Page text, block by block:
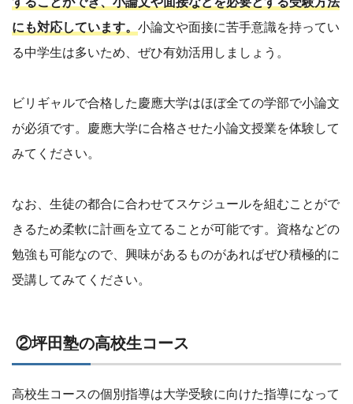
にも対応しています。 小論文や面接に苦手意識を持ってい
る中学生は多いため、ぜひ有効活用しましょう。
ビリギャルで合格した慶應大学はほぼ全ての学部で小論文
が必須です。慶應大学に合格させた小論文授業を体験して
みてください。
なお、生徒の都合に合わせてスケジュールを組むことがで
きるため柔軟に計画を立てることが可能です。資格などの
勉強も可能なので、興味があるものがあればぜひ積極的に
受講してみてください。
②坪田塾の高校生コース
高校生コースの個別指導は大学受験に向けた指導になって